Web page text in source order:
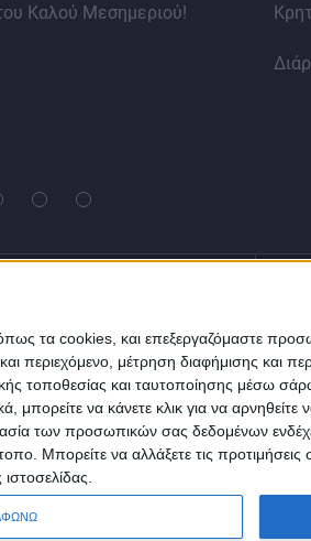
τα cookies, και επεξεργαζόμαστε
περιεχόμενο, μέτρηση διαφήμισης και
τοποθεσίας και ταυτοποίησης μέσω
να κάνετε κλικ για να
των προσωπικών σας δεδομένων
Μπορείτε να αλλάξετε τις
Καλού Μεσημεριού!